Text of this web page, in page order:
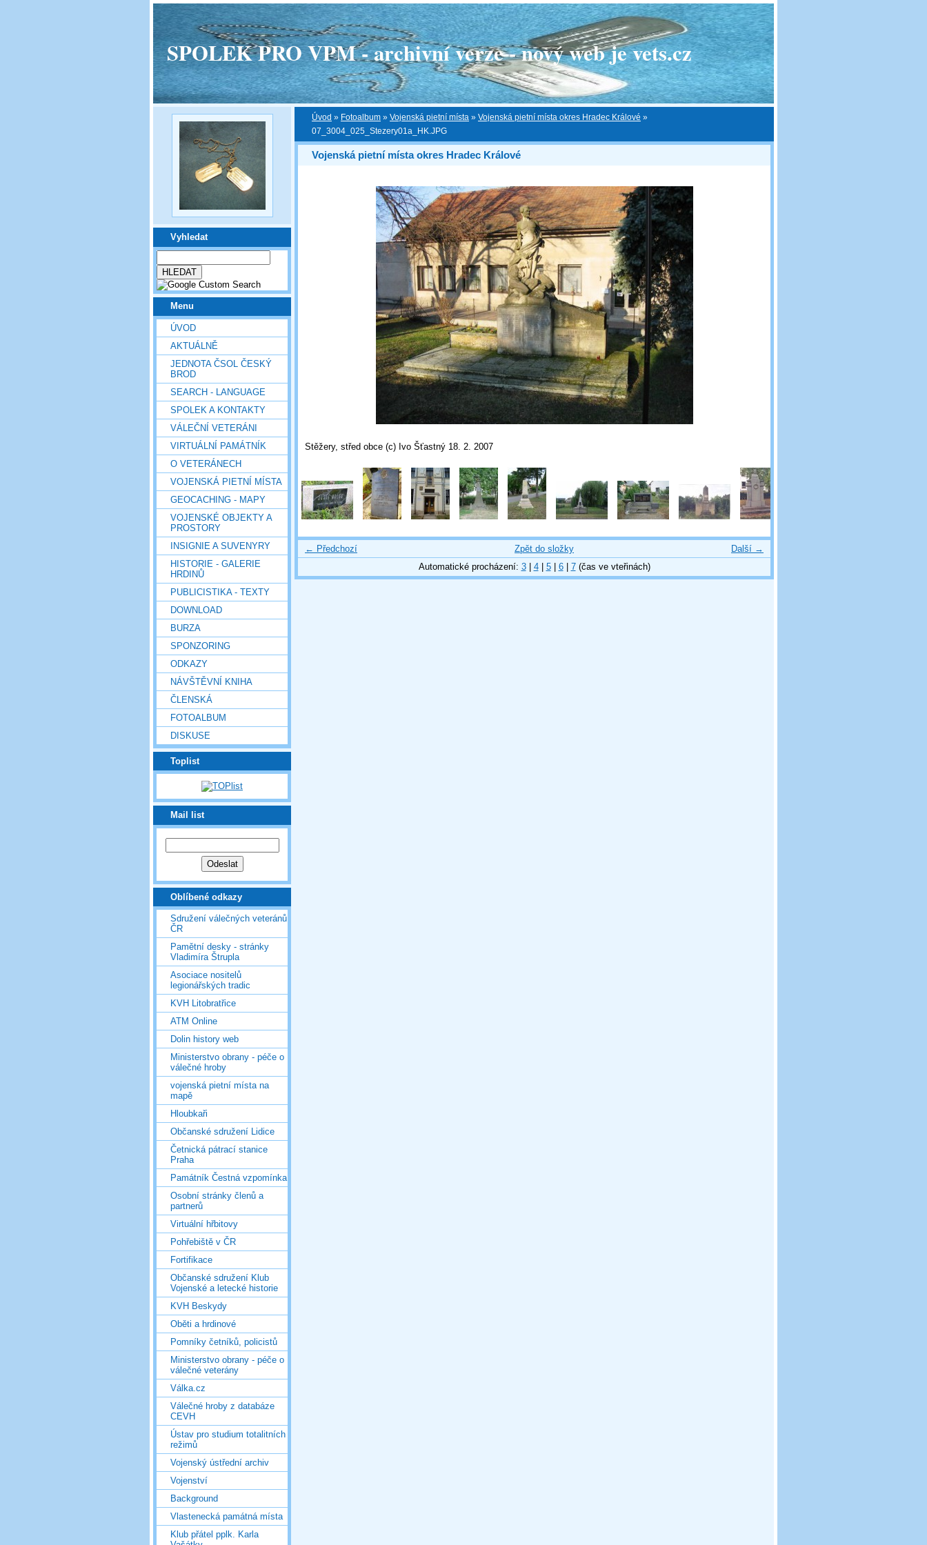
SPOLEK PRO VPM - archivní verze - nový web je vets.cz
Vyhledat
Menu
ÚVOD
AKTUÁLNĚ
JEDNOTA ČSOL ČESKÝ
BROD
SEARCH - LANGUAGE
SPOLEK A KONTAKTY
VÁLEČNÍ VETERÁNI
VIRTUÁLNÍ PAMÁTNÍK
O VETERÁNECH
VOJENSKÁ PIETNÍ MÍSTA
GEOCACHING - MAPY
VOJENSKÉ OBJEKTY A
PROSTORY
INSIGNIE A SUVENYRY
HISTORIE - GALERIE
HRDINŮ
PUBLICISTIKA - TEXTY
DOWNLOAD
BURZA
SPONZORING
ODKAZY
NÁVŠTĚVNÍ KNIHA
ČLENSKÁ
FOTOALBUM
DISKUSE
Toplist
Mail list
Oblíbené odkazy
Sdružení válečných veteránů
ČR
Pamětní desky - stránky
Vladimíra Štrupla
Asociace nositelů
legionářských tradic
KVH Litobratřice
ATM Online
Dolin history web
Ministerstvo obrany - péče o
válečné hroby
vojenská pietní místa na
mapě
Hloubkaři
Občanské sdružení Lidice
Četnická pátrací stanice
Praha
Památník Čestná vzpomínka
Osobní stránky členů a
partnerů
Virtuální hřbitovy
Pohřebiště v ČR
Fortifikace
Občanské sdružení Klub
Vojenské a letecké historie
KVH Beskydy
Oběti a hrdinové
Pomníky četníků, policistů
Ministerstvo obrany - péče o
válečné veterány
Válka.cz
Válečné hroby z databáze
CEVH
Ústav pro studium totalitních
režimů
Vojenský ústřední archiv
Vojenství
Background
Vlastenecká památná místa
Klub přátel pplk. Karla
Úvod » Fotoalbum » Vojenská pietní místa » Vojenská pietní místa okres Hradec Králové »
07_3004_025_Stezery01a_HK.JPG
Vojenská pietní místa okres Hradec Králové
Stěžery, střed obce (c) Ivo Šťastný 18. 2. 2007
← Předchozí Další →
Zpět do složky
Automatické procházení: 3| 4| 5| 6| 7(čas ve vteřinách)